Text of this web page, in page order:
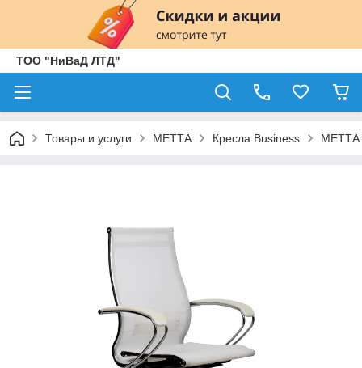
ТОО "НиВаД ЛТД"
Товары и услуги МЕТТА Кресла Business МЕТТА